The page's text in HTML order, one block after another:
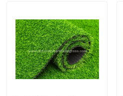
Kwaliteitscontrole
Neem contact met ons op